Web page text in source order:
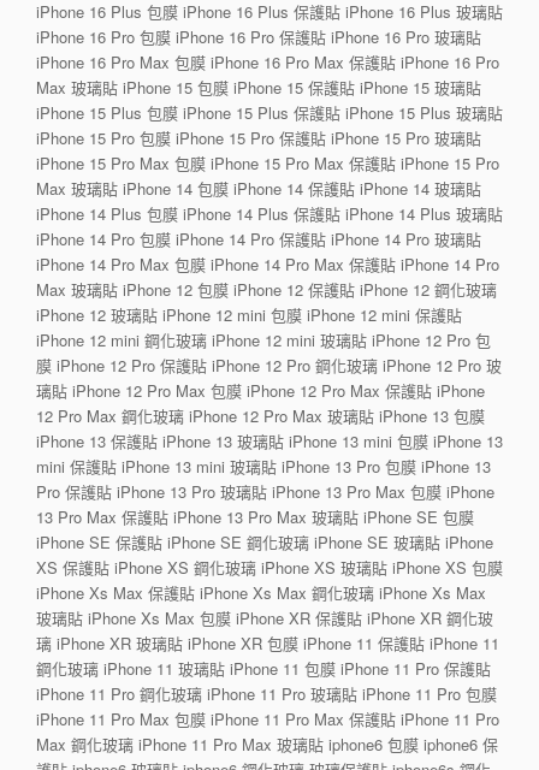
iPhone 16 Plus 包膜 iPhone 16 Plus 保護貼 iPhone 16 Plus 玻璃貼
iPhone 16 Pro 包膜 iPhone 16 Pro 保護貼 iPhone 16 Pro 玻璃貼
iPhone 16 Pro Max 包膜 iPhone 16 Pro Max 保護貼 iPhone 16 Pro
Max 玻璃貼 iPhone 15 包膜 iPhone 15 保護貼 iPhone 15 玻璃貼
iPhone 15 Plus 包膜 iPhone 15 Plus 保護貼 iPhone 15 Plus 玻璃貼
iPhone 15 Pro 包膜 iPhone 15 Pro 保護貼 iPhone 15 Pro 玻璃貼
iPhone 15 Pro Max 包膜 iPhone 15 Pro Max 保護貼 iPhone 15 Pro
Max 玻璃貼 iPhone 14 包膜 iPhone 14 保護貼 iPhone 14 玻璃貼
iPhone 14 Plus 包膜 iPhone 14 Plus 保護貼 iPhone 14 Plus 玻璃貼
iPhone 14 Pro 包膜 iPhone 14 Pro 保護貼 iPhone 14 Pro 玻璃貼
iPhone 14 Pro Max 包膜 iPhone 14 Pro Max 保護貼 iPhone 14 Pro
Max 玻璃貼 iPhone 12 包膜 iPhone 12 保護貼 iPhone 12 鋼化玻璃
iPhone 12 玻璃貼 iPhone 12 mini 包膜 iPhone 12 mini 保護貼
iPhone 12 mini 鋼化玻璃 iPhone 12 mini 玻璃貼 iPhone 12 Pro 包
膜 iPhone 12 Pro 保護貼 iPhone 12 Pro 鋼化玻璃 iPhone 12 Pro 玻
璃貼 iPhone 12 Pro Max 包膜 iPhone 12 Pro Max 保護貼 iPhone
12 Pro Max 鋼化玻璃 iPhone 12 Pro Max 玻璃貼 iPhone 13 包膜
iPhone 13 保護貼 iPhone 13 玻璃貼 iPhone 13 mini 包膜 iPhone 13
mini 保護貼 iPhone 13 mini 玻璃貼 iPhone 13 Pro 包膜 iPhone 13
Pro 保護貼 iPhone 13 Pro 玻璃貼 iPhone 13 Pro Max 包膜 iPhone
13 Pro Max 保護貼 iPhone 13 Pro Max 玻璃貼 iPhone SE 包膜
iPhone SE 保護貼 iPhone SE 鋼化玻璃 iPhone SE 玻璃貼 iPhone
XS 保護貼 iPhone XS 鋼化玻璃 iPhone XS 玻璃貼 iPhone XS 包膜
iPhone Xs Max 保護貼 iPhone Xs Max 鋼化玻璃 iPhone Xs Max
玻璃貼 iPhone Xs Max 包膜 iPhone XR 保護貼 iPhone XR 鋼化玻
璃 iPhone XR 玻璃貼 iPhone XR 包膜 iPhone 11 保護貼 iPhone 11
鋼化玻璃 iPhone 11 玻璃貼 iPhone 11 包膜 iPhone 11 Pro 保護貼
iPhone 11 Pro 鋼化玻璃 iPhone 11 Pro 玻璃貼 iPhone 11 Pro 包膜
iPhone 11 Pro Max 包膜 iPhone 11 Pro Max 保護貼 iPhone 11 Pro
Max 鋼化玻璃 iPhone 11 Pro Max 玻璃貼 iphone6 包膜 iphone6 保